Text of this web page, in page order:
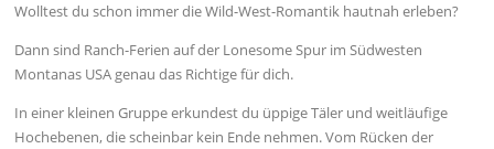
Wolltest du schon immer die Wild-West-Romantik hautnah erleben?
Dann sind Ranch-Ferien auf der Lonesome Spur im Südwesten
Montanas USA genau das Richtige für dich.
In einer kleinen Gruppe erkundest du üppige Täler und weitläufige
Hochebenen, die scheinbar kein Ende nehmen. Vom Rücken der